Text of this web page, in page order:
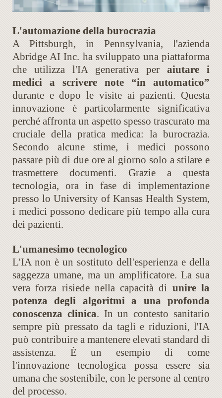
L'automazione della burocrazia
A Pittsburgh, in Pennsylvania, l'azienda
Abridge AI Inc. ha sviluppato una piattaforma
che utilizza l'IA generativa per aiutare i
medici a scrivere note “in automatico”
durante e dopo le visite ai pazienti. Questa
innovazione è particolarmente significativa
perché affronta un aspetto spesso trascurato ma
cruciale della pratica medica: la burocrazia.
Secondo alcune stime, i medici possono
passare più di due ore al giorno solo a stilare e
trasmettere documenti. Grazie a questa
tecnologia, ora in fase di implementazione
presso lo University of Kansas Health System,
i medici possono dedicare più tempo alla cura
dei pazienti.
L'umanesimo tecnologico
L'IA non è un sostituto dell'esperienza e della
saggezza umane, ma un amplificatore. La sua
vera forza risiede nella capacità di unire la
potenza degli algoritmi a una profonda
conoscenza clinica. In un contesto sanitario
sempre più pressato da tagli e riduzioni, l'IA
può contribuire a mantenere elevati standard di
assistenza. È un esempio di come
l'innovazione tecnologica possa essere sia
umana che sostenibile, con le persone al centro
del processo.